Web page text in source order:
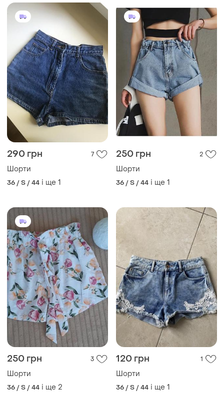
290 грн 7
Шорти
36 / S / 44 і ще 1
250 грн 2
Шорти
36 / S / 44 і ще 1
250 грн 3
Шорти
36 / S / 44 і ще 2
120 грн 1
Шорти
36 / S / 44 і ще 1